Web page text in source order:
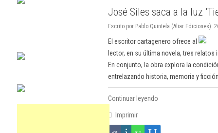
José Siles saca a la luz
Escrito por Pablo Quintela (Aliar Ediciones).
El escritor cartagenero ofrece al
lector, en su última novela, tres
En conjunto, la obra explora la
entrelazando historia, memoria y
Continuar leyendo
Imprimir